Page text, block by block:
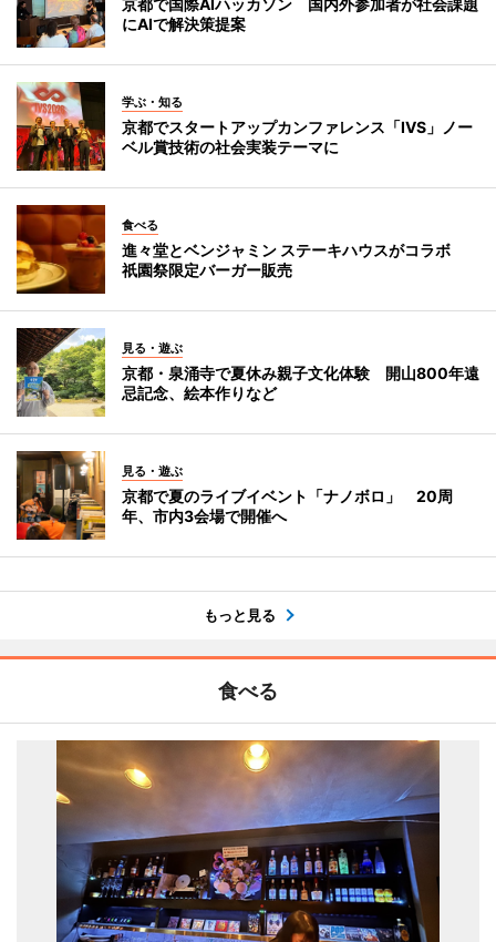
京都で国際AIハッカソン 国内外参加者が社会課題
にAIで解決策提案
学ぶ・知る
京都でスタートアップカンファレンス「IVS」ノー
ベル賞技術の社会実装テーマに
食べる
進々堂とベンジャミン ステーキハウスがコラボ
祇園祭限定バーガー販売
見る・遊ぶ
京都・泉涌寺で夏休み親子文化体験 開山800年遠
忌記念、絵本作りなど
見る・遊ぶ
京都で夏のライブイベント「ナノボロ」 20周
年、市内3会場で開催へ
もっと見る
食べる